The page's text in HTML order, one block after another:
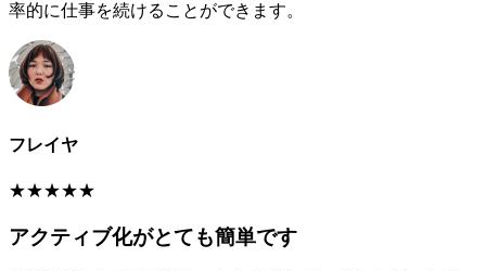
率的に仕事を続けることができます。
フレイヤ
★★★★★
アクティブ化がとても簡単です